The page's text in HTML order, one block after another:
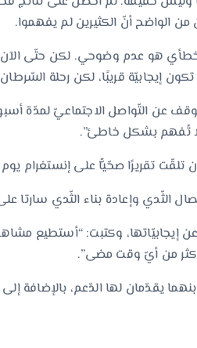
الواضح أنّ الكثيرين لم يفهموا.
هو عدم وضوحي. لكن حتّى الآن،
إيجابيّة قريبًا، لكن رحلة
عن التّواصل الاجتماعيّ لمدّة
تُفهم بشكل خاطئ”.
تلقّت تقريرًا صحّيًّا على إنستغرام
الثّدي وإعادة بناء الثّدي سارتا
من أيّ وقت مضى”.
يقدّمان لها الدّعم، بالإضافة إلى